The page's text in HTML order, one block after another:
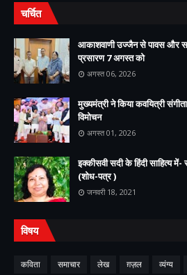
चर्चित
आकाशवाणी उज्जैन से पावस और
प्रसारण 7 अगस्त को
अगस्त 06, 2026
मुख्यमंत्री ने किया कवयित्री
विमोचन
अगस्त 01, 2026
इक्कीसवी सदी के हिंदी साहित्य
(शोध-पत्र )
जनवरी 18, 2021
विषय
कविता समाचार लेख ग़ज़ल व्यंग्य